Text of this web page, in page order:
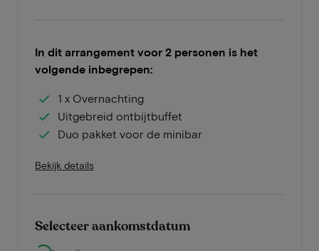
In dit arrangement voor 2 personen is het
volgende inbegrepen:
1 x Overnachting
Uitgebreid ontbijtbuffet
Duo pakket voor de minibar
Bekijk details
Selecteer aankomstdatum